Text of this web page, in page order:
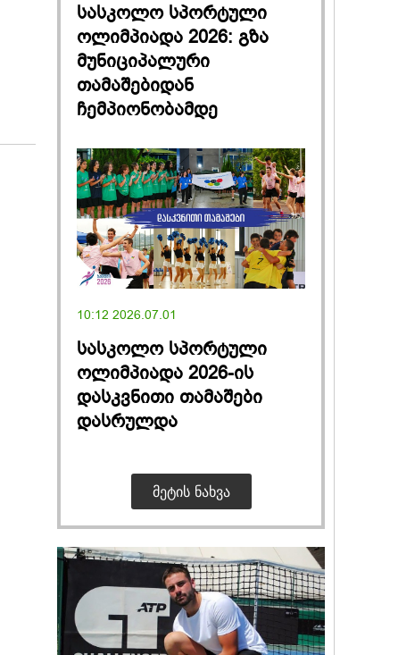
სასკოლო სპორტული
ოლიმპიადა 2026: გზა
მუნიციპალური
თამაშებიდან
ჩემპიონობამდე
10:12 2026.07.01
სასკოლო სპორტული
ოლიმპიადა 2026-ის
დასკვნითი თამაშები
დასრულდა
ᲛᲔᲢᲘᲡ ᲜᲐᲮᲕᲐ